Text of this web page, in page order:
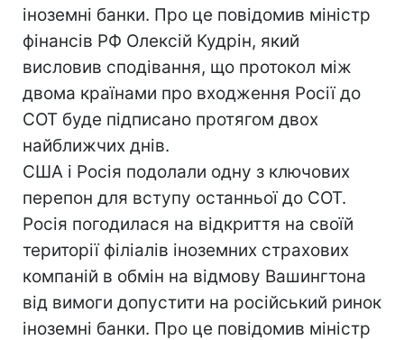
іноземні банки. Про це повідомив міністр
фінансів РФ Олексій Кудрін, який
висловив сподівання, що протокол між
двома країнами про входження Росії до
СОТ буде підписано протягом двох
найближчих днів.
США і Росія подолали одну з ключових
перепон для вступу останньої до СОТ.
Росія погодилася на відкриття на своїй
території філіалів іноземних страхових
компаній в обмін на відмову Вашингтона
від вимоги допустити на російський ринок
іноземні банки. Про це повідомив міністр